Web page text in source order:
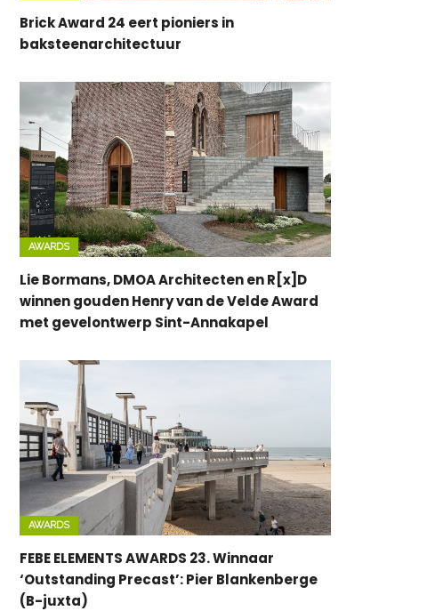
Brick Award 24 eert pioniers in
baksteenarchitectuur
AWARDS
Lie Bormans, DMOA Architecten en R[x]D
winnen gouden Henry van de Velde Award
met gevelontwerp Sint-Annakapel
AWARDS
FEBE ELEMENTS AWARDS 23. Winnaar
‘Outstanding Precast’: Pier Blankenberge
(B-juxta)